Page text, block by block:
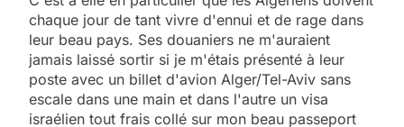
chaque jour de tant vivre d'ennui et de rage dans
leur beau pays. Ses douaniers ne m'auraient
jamais laissé sortir si je m'étais présenté à leur
poste avec un billet d'avion Alger/Tel-Aviv sans
escale dans une main et dans l'autre un visa
israélien tout frais collé sur mon beau passeport